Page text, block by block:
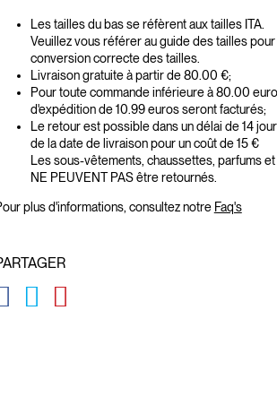
Les tailles du bas se réfèrent aux tailles ITA.
Veuillez vous référer au guide des tailles pour
conversion correcte des tailles.
Livraison gratuite à partir de 80.00 €;
Pour toute commande inférieure à 80.00
d'expédition de 10.99 euros seront facturés;
Le retour est possible dans un délai de 14
de la date de livraison pour un coût de 15 €
Les sous-vêtements, chaussettes, parfums
NE PEUVENT PAS être retournés.
plus d'informations, consultez notre Faq's